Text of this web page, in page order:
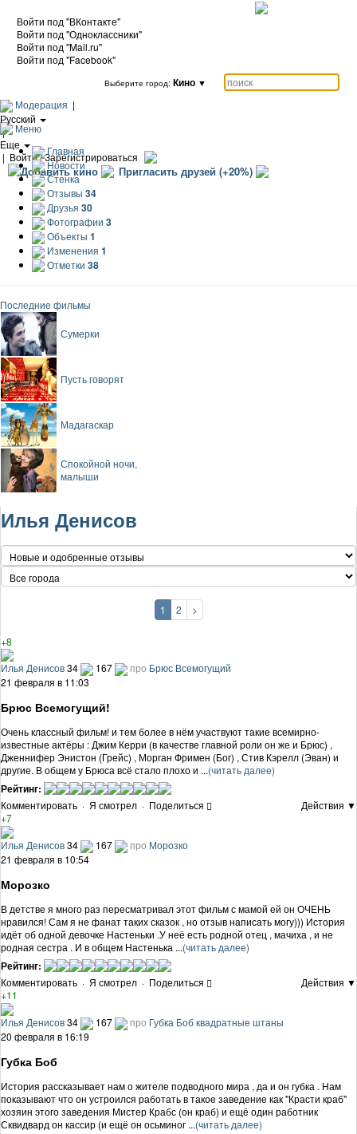
Войти под "ВКонтакте"
Войти под "Одноклассники"
Войти под "Mail.ru"
Войти под "Facebook"
Выберите город: Кино ▼
Модерация |
Русский
|
Еще
| Войти / Зарегистрироваться
Добавить кино Пригласить друзей (+20%)
Меню
Главная
Новости
Стенка
Отзывы 34
Друзья 30
Фотографии 3
Объекты 1
Изменения 1
Отметки 38
Последние фильмы
Сумерки
Пусть говорят
Мадагаскар
Спокойной ночи,
малыши
Илья Денисов
1 2 >
+8
Илья Денисов34 167 про Брюс Всемогущий
21 февраля в 11:03
Брюс Всемогущий!
Очень классный фильм! и тем более в нём участвуют такие всемирно-
известные актёры : Джим Керри (в качестве главной роли он же и Брюс) ,
Дженнифер Энистон (Грейс) , Морган Фримен (Бог) , Стив Кэрелл (Эван) и
другие. В общем у Брюса всё стало плохо и ...(читать далее)
Рейтинг:
Комментировать · Я смотрел · Поделиться
Действия ▼
+7
Илья Денисов34 167 про Морозко
21 февраля в 10:54
Морозко
В детстве я много раз пересматривал этот фильм с мамой ей он ОЧЕНЬ
нравился! Сам я не фанат таких сказок , но отзыв написать могу))) История
идёт об одной девочке Настеньки .У неё есть родной отец , мачиха , и не
родная сестра . И в общем Настенька ...(читать далее)
Рейтинг:
Комментировать · Я смотрел · Поделиться
Действия ▼
+11
Илья Денисов34 167 про Губка Боб квадратные штаны
20 февраля в 16:19
Губка Боб
История рассказывает нам о жителе подводного мира , да и он губка . Нам
показывают что он устроился работать в такое заведение как "Красти краб"
хозяин этого заведения Мистер Крабс (он краб) и ещё один работник
Сквидвард он кассир (и ещё он осьминог ...(читать далее)